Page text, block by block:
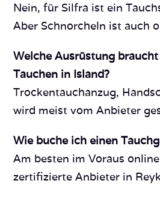
Nein, für Silfra ist ein
Aber Schnorcheln ist auch
Welche Ausrüstung
Tauchen in Island?
Trockentauchanzug,
wird meist vom Anbieter
Wie buche ich einen
Am besten im Voraus
zertifizierte Anbieter in